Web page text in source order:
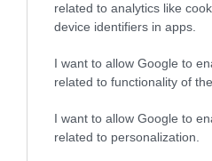
related to analytics like
device identifiers in apps.
I want to allow Google to
related to functionality of
I want to allow Google to
related to personalization.